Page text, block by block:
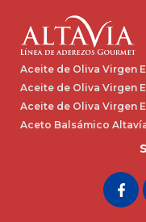
Aceite de Oliva Virgen
Aceite de Oliva Virgen
Aceite de Oliva Virgen
Aceto Balsámico
F
a
c